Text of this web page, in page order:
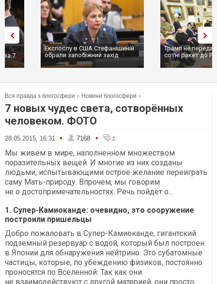
Експослу в США Стефанішиній
обрали запобіжний захід
Трамп не передасть Україні
сотні ракет до Patriot, бо у
Вся правда з блогосфери » Новини блогосфери »
7 новых чудес света, сотворённых
человеком. ФОТО
28.05.2015, 16:31 • 7168 • 2
Мы живём в мире, наполненном множеством
поразительных вещей. И многие из них созданы
людьми, испытывающими острое желание переиграть
саму Мать-природу. Впрочем, мы говорим
не о достопримечательностях. Речь пойдёт о...
1. Супер-Камиоканде: очевидно, это сооружение
построили пришельцы
Добро пожаловать в Супер-Камиоканде, гигантский
подземный резервуар с водой, который был построен
в Японии для обнаружения нейтрино. Это субатомные
частицы, которые, по убеждению физиков, постоянно
проносятся по Вселенной. Так как они
не взаимодействуют с другой материей, они просто